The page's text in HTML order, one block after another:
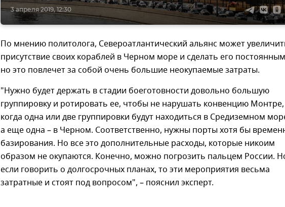
3 апреля 2019, 12:30
По мнению политолога, Североатлантический альянс может
присутствие своих кораблей в Черном море и сделать его
но это повлечет за собой очень большие неокупаемые затраты.
"Нужно будет держать в стадии боеготовности довольно большую
группировку и ротировать ее, чтобы не нарушать конвенцию Монтре,
когда одна или две группировки будут находиться в Средиземном
а еще одна – в Черном. Соответственно, нужны порты хотя бы
базирования. Но все это дополнительные расходы, которые никоим
образом не окупаются. Конечно, можно погрозить пальцем России.
если говорить о долгосрочных планах, то эти мероприятия весьма
затратные и стоят под вопросом", – пояснил эксперт.